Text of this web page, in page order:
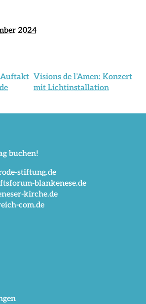
2024
Auftakt Visions de l’Amen: Konzert
mit Lichtinstallation
buchen!
stiftung.de
blankenese.de
kirche.de
com.de